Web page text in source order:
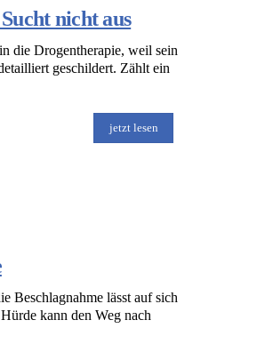
nicht aus
die Drogentherapie, weil sein
geschildert. Zählt ein
jetzt lesen
Beschlagnahme lässt auf sich
kann den Weg nach